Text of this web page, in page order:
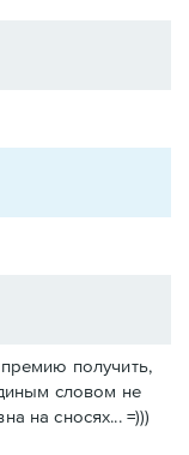
получить,
словом не
на сносях... =)))